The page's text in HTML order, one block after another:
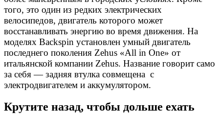
того, это один из редких электрических
велосипедов, двигатель которого может
восстанавливать энергию во время движения. На
моделях Backspin установлен умный двигатель
последнего поколения Zehus «All in One» от
итальянской компании Zehus. Название говорит само
за себя — задняя втулка совмещена с
электродвигателем и аккумулятором.
Крутите назад, чтобы дольше ехать